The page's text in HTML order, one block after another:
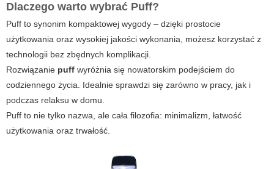
Dlaczego warto wybrać Puff?
Puff to synonim kompaktowej wygody – dzięki prostocie
użytkowania oraz wysokiej jakości wykonania, możesz korzystać z
technologii bez zbędnych komplikacji.
Rozwiązanie puff wyróżnia się nowatorskim podejściem do
codziennego życia. Idealnie sprawdzi się zarówno w pracy, jak i
podczas relaksu w domu.
Puff to nie tylko nazwa, ale cała filozofia: minimalizm, łatwość
użytkowania oraz trwałość.